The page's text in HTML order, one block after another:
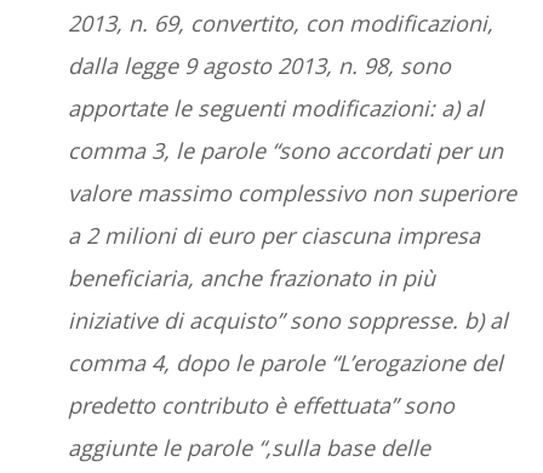
2013, n. 69, convertito, con modificazioni,
dalla legge 9 agosto 2013, n. 98, sono
apportate le seguenti modificazioni: a) al
comma 3, le parole “sono accordati per un
valore massimo complessivo non superiore
a 2 milioni di euro per ciascuna impresa
beneficiaria, anche frazionato in più
iniziative di acquisto” sono soppresse. b) al
comma 4, dopo le parole “L’erogazione del
predetto contributo è effettuata” sono
aggiunte le parole “,sulla base delle